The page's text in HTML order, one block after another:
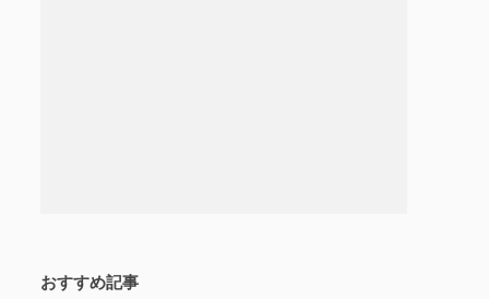
おすすめ記事